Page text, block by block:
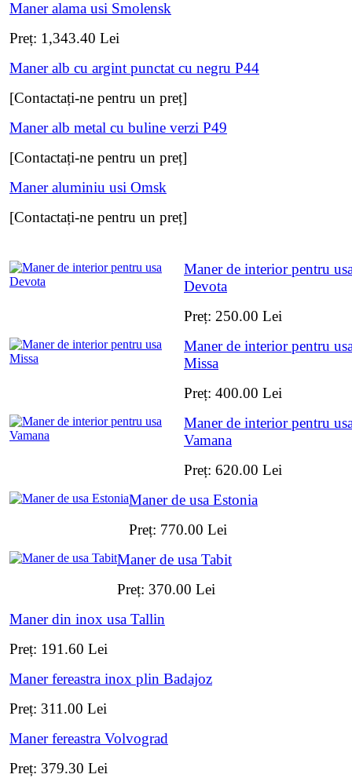
Maner alama usi Smolensk
Preț: 1,343.40 Lei
Maner alb cu argint punctat cu negru P44
[Contactați-ne pentru un preț]
Maner alb metal cu buline verzi P49
[Contactați-ne pentru un preț]
Maner aluminiu usi Omsk
[Contactați-ne pentru un preț]
Maner de interior pentru
Devota
Preț: 250.00 Lei
Maner de interior pentru
Missa
Preț: 400.00 Lei
Maner de interior pentru
Vamana
Preț: 620.00 Lei
Maner de usa Estonia
Preț: 770.00 Lei
Maner de usa Tabit
Preț: 370.00 Lei
Maner din inox usa Tallin
Preț: 191.60 Lei
Maner fereastra inox plin Badajoz
Preț: 311.00 Lei
Maner fereastra Volvograd
Preț: 379.30 Lei